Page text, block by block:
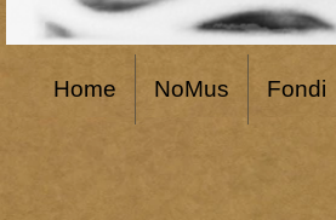
Home NoMus Fondi